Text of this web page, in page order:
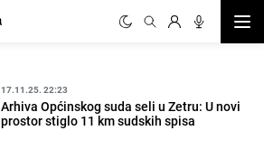
17.11.25. 22:23
Arhiva Općinskog suda seli u Zetru: U novi
prostor stiglo 11 km sudskih spisa